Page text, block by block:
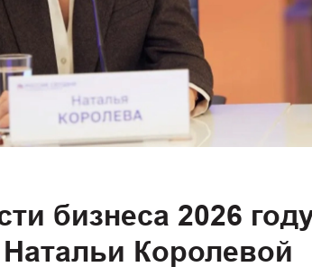
бизнеса 2026
Натальи Королевой